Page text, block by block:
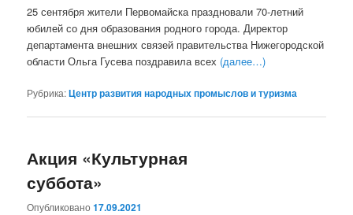
25 сентября жители Первомайска праздновали 70-летний
юбилей со дня образования родного города. Директор
департамента внешних связей правительства Нижегородской
области Ольга Гусева поздравила всех (далее…)
Рубрика:Центр развития народных промыслов и туризма
Акция «Культурная
суббота»
Опубликовано17.09.2021